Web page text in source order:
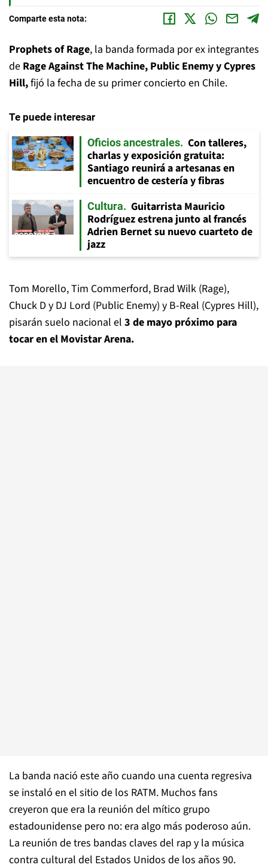
Comparte esta nota:
Prophets of Rage, la banda formada por ex integrantes
de Rage Against The Machine, Public Enemy y Cypres
Hill,fijó la fecha de su primer concierto en Chile.
Te puede interesar
Oficios ancestrales
Con talleres,
charlas y exposición gratuita:
Santiago reunirá a artesanas en
encuentro de cestería y fibras
Cultura
Guitarrista Mauricio
Rodríguez estrena junto al francés
Adrien Bernet su nuevo cuarteto de
jazz
Tom Morello, Tim Commerford, Brad Wilk (Rage),
Chuck D y DJ Lord (Public Enemy) y B-Real (Cypres Hill),
pisarán suelo nacional el 3 de mayo próximo para
tocar en el Movistar Arena.
La banda nació este año cuando una cuenta regresiva
se instaló en el sitio de los RATM. Muchos fans
creyeron que era la reunión del mítico grupo
estadounidense pero no: era algo más poderoso aún.
La reunión de tres bandas claves del rap y la música
contra cultural del Estados Unidos de los años 90.